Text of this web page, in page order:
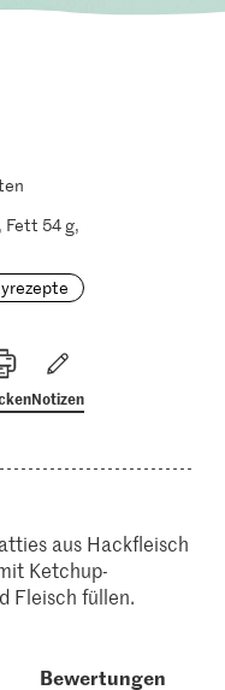
Fett 54 g,
Notizen
aus Hackfleisch
Ketchup-
Fleisch füllen.
Bewertungen